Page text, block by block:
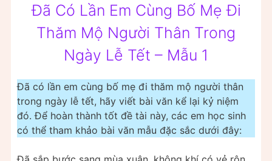
Đã Có Lần Em Cùng Bố Mẹ Đi
Thăm Mộ Người Thân Trong
Ngày Lễ Tết – Mẫu 1
Đã có lần em cùng bố mẹ đi thăm mộ người thân
trong ngày lễ tết, hãy viết bài văn kể lại kỷ niệm
đó. Để hoàn thành tốt đề tài này, các em học sinh
có thể tham khảo bài văn mẫu đặc sắc dưới đây: